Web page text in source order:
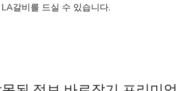
갈비를 드실 수 있습니다.